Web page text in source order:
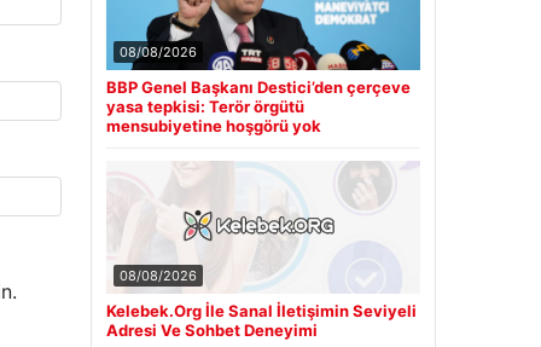
08/08/2026
BBP Genel Başkanı Destici’den çerçeve
yasa tepkisi: Terör örgütü
mensubiyetine hoşgörü yok
08/08/2026
Kelebek.Org İle Sanal İletişimin Seviyeli
Adresi Ve Sohbet Deneyimi